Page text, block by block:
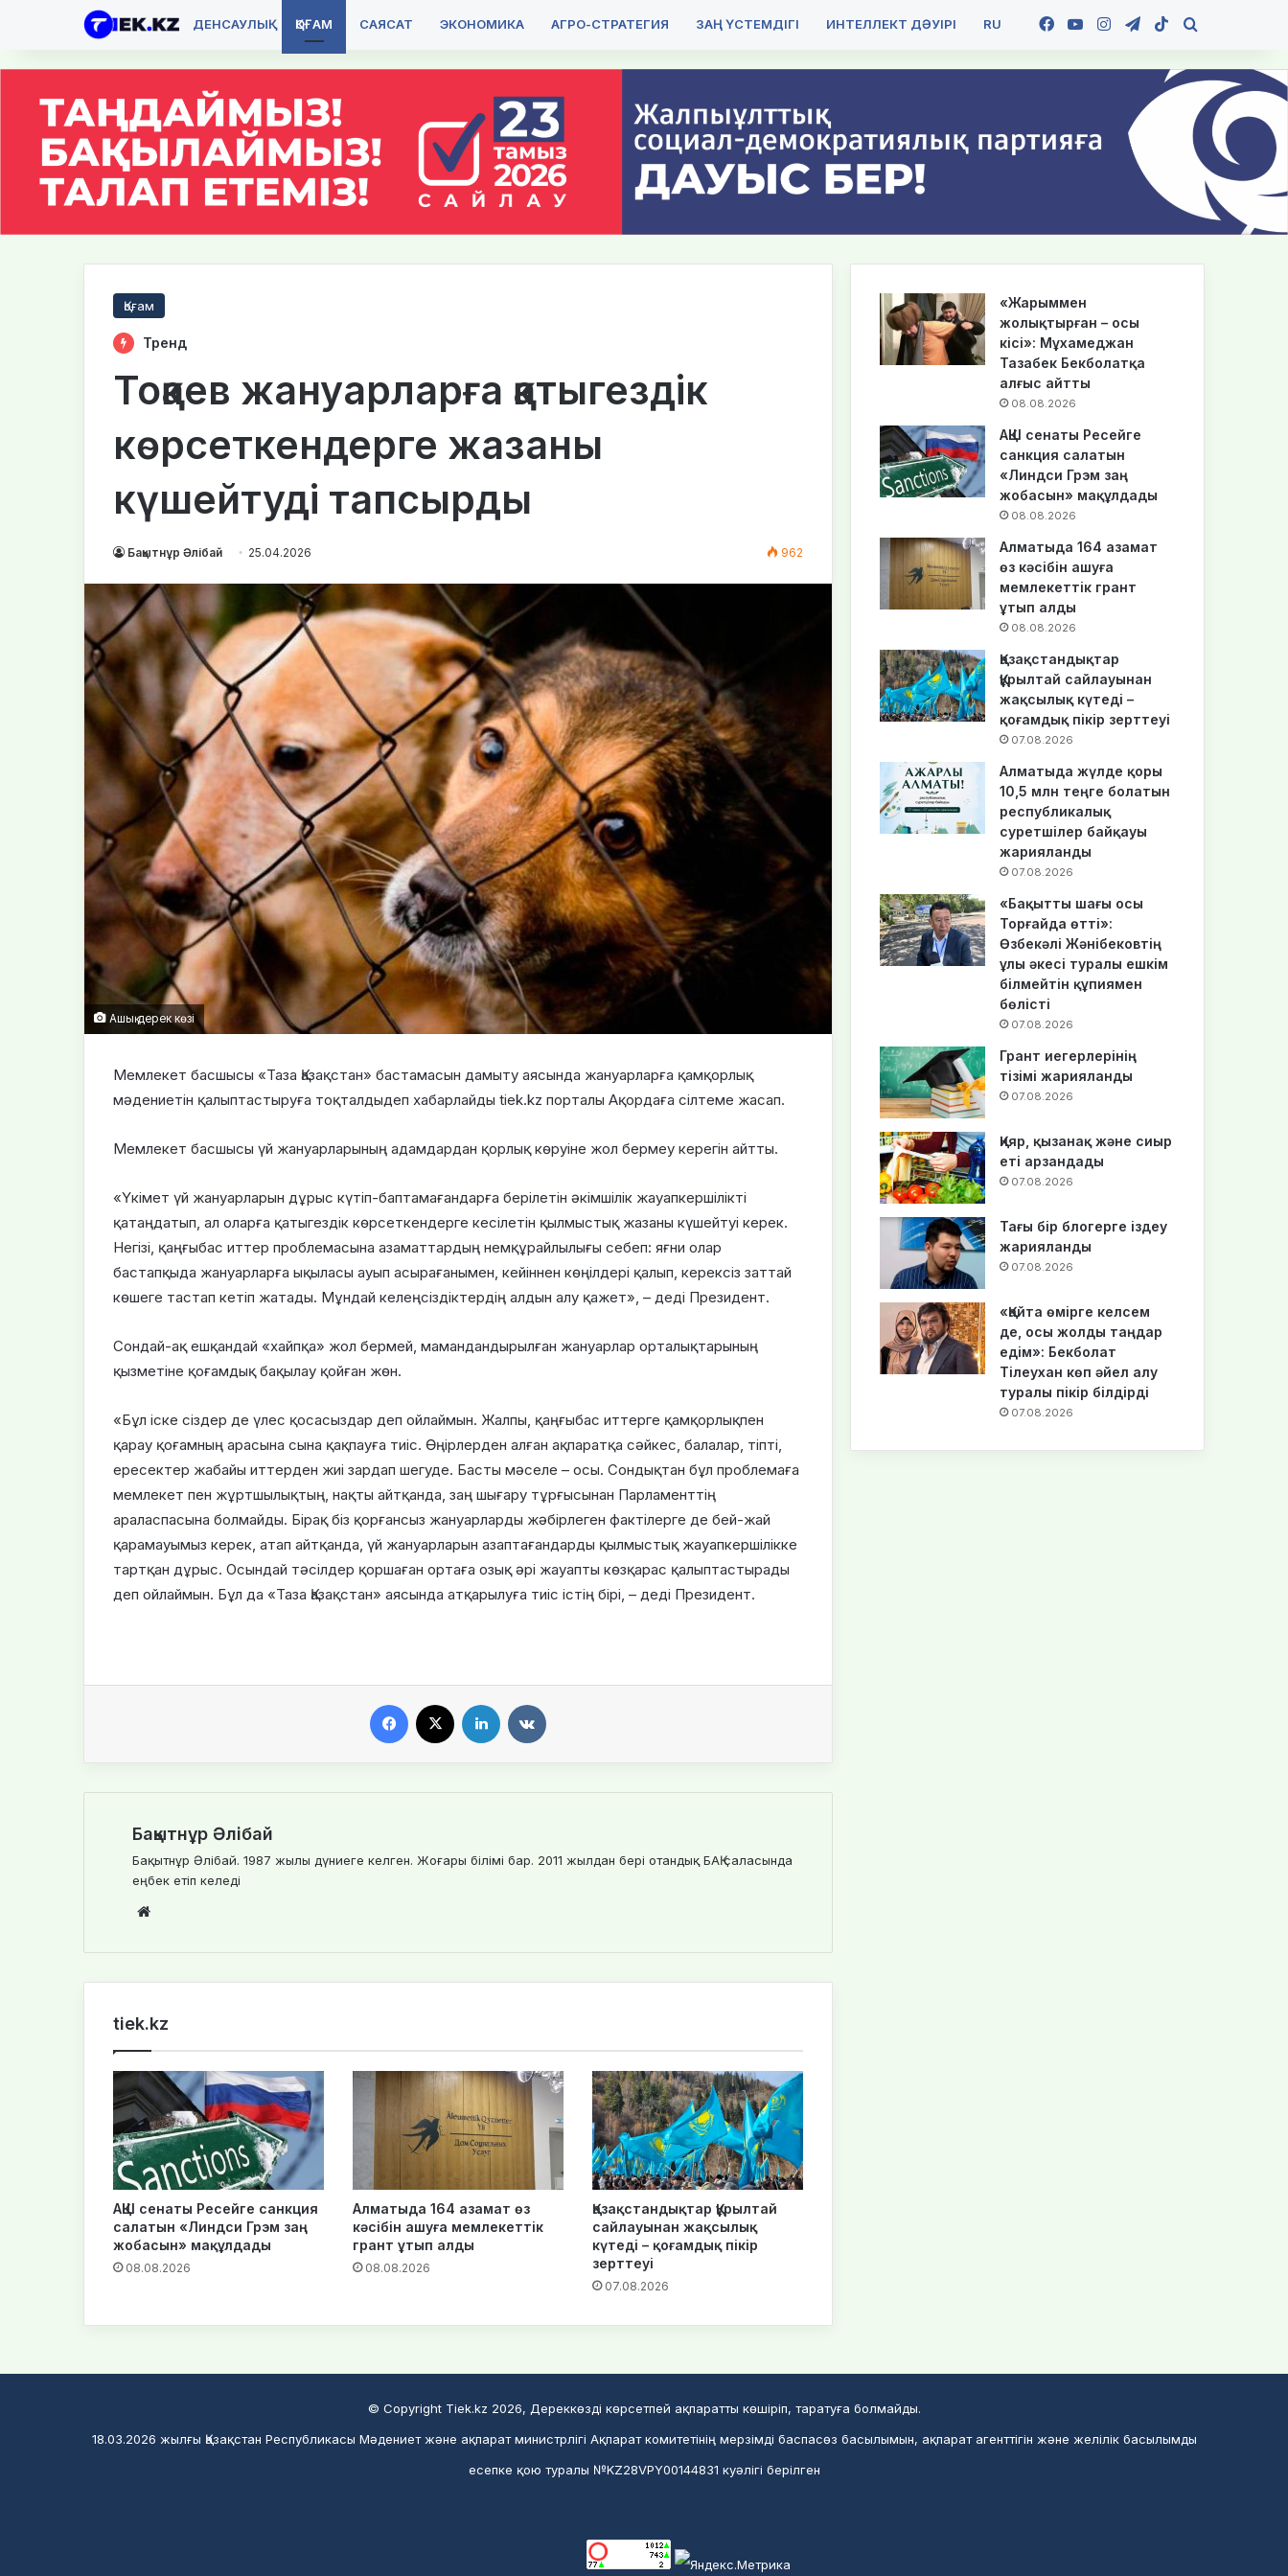
ДЕНСАУЛЫҚ ҚОҒАМ САЯСАТ ЭКОНОМИКА АГРО-СТРАТЕГИЯ ЗАҢ ҮСТЕМДІГІ ИНТЕЛЛЕКТ ДӘУІРІ RU Facebook
YouTubeInstagramTelegram
TikTok
Қоғам
Тренд
Тоқаев жануарларға қатыгездік
көрсеткендерге жазаны
күшейтуді тапсырды
Бақытнұр Әлібай 25.04.2026 962
Ашық дерек көзі
Мемлекет басшысы «Таза Қазақстан» бастамасын дамыту аясында жануарларға қамқорлық
мәдениетін қалыптастыруға тоқталдыдеп хабарлайды tiek.kz порталы Ақордаға сілтеме жасап.
Мемлекет басшысы үй жануарларының адамдардан қорлық көруіне жол бермеу керегін айтты.
«Үкімет үй жануарларын дұрыс күтіп-баптамағандарға берілетін әкімшілік жауапкершілікті
қатаңдатып, ал оларға қатыгездік көрсеткендерге кесілетін қылмыстық жазаны күшейтуі керек.
Негізі, қаңғыбас иттер проблемасына азаматтардың немқұрайлылығы себеп: яғни олар
бастапқыда жануарларға ықыласы ауып асырағанымен, кейіннен көңілдері қалып, керексіз заттай
көшеге тастап кетіп жатады. Мұндай келеңсіздіктердің алдын алу қажет», – деді Президент.
Сондай-ақ ешқандай «хайпқа» жол бермей, мамандандырылған жануарлар орталықтарының
қызметіне қоғамдық бақылау қойған жөн.
«Бұл іске сіздер де үлес қосасыздар деп ойлаймын. Жалпы, қаңғыбас иттерге қамқорлықпен
қарау қоғамның арасына сына қақпауға тиіс. Өңірлерден алған ақпаратқа сәйкес, балалар, тіпті,
ересектер жабайы иттерден жиі зардап шегуде. Басты мәселе – осы. Сондықтан бұл проблемаға
мемлекет пен жұртшылықтың, нақты айтқанда, заң шығару тұрғысынан Парламенттің
араласпасына болмайды. Бірақ біз қорғансыз жануарларды жәбірлеген фактілерге де бей-жай
қарамауымыз керек, атап айтқанда, үй жануарларын азаптағандарды қылмыстық жауапкершілікке
тартқан дұрыс. Осындай тәсілдер қоршаған ортаға озық әрі жауапты көзқарас қалыптастырады
деп ойлаймын. Бұл да «Таза Қазақстан» аясында атқарылуға тиіс істің бірі, – деді Президент.
Бақытнұр Әлібай
Бақытнұр Әлібай. 1987 жылы дүниеге келген. Жоғары білімі бар. 2011 жылдан бері отандық БАҚ саласында
еңбек етіп келеді
te
tiek.kz
АҚШ сенаты Ресейге санкция
салатын «Линдси Грэм заң
жобасын» мақұлдады
08.08.2026
Алматыда 164 азамат өз
кәсібін ашуға мемлекеттік
грант ұтып алды
08.08.2026
Қазақстандықтар Құрылтай
сайлауынан жақсылық
күтеді – қоғамдық пікір
зерттеуі
07.08.2026
«Жарыммен
жолықтырған – осы
кісі»: Мұхамеджан
Тазабек Бекболатқа
алғыс айтты
08.08.2026
АҚШ сенаты Ресейге
санкция салатын
«Линдси Грэм заң
жобасын» мақұлдады
08.08.2026
Алматыда 164 азамат
өз кәсібін ашуға
мемлекеттік грант
ұтып алды
08.08.2026
Қазақстандықтар
Құрылтай сайлауынан
жақсылық күтеді –
қоғамдық пікір зерттеуі
07.08.2026
Алматыда жүлде қоры
10,5 млн теңге болатын
республикалық
суретшілер байқауы
жарияланды
07.08.2026
«Бақытты шағы осы
Торғайда өтті»:
Өзбекәлі Жәнібековтің
ұлы әкесі туралы ешкім
білмейтін құпиямен
бөлісті
07.08.2026
Грант иегерлерінің
тізімі жарияланды
07.08.2026
Қияр, қызанақ және сиыр
еті арзандады
07.08.2026
Тағы бір блогерге іздеу
жарияланды
07.08.2026
«Қайта өмірге келсем
де, осы жолды таңдар
едім»: Бекболат
Тілеухан көп әйел алу
туралы пікір білдірді
07.08.2026
© Copyright Tiek.kz 2026, Дереккөзді көрсетпей ақпаратты көшіріп, таратуға болмайды.
18.03.2026 жылғы Қазақстан Республикасы Мәдениет және ақпарат министрлігі Ақпарат комитетінің мерзімді баспасөз басылымын, ақпарат агенттігін және желілік басылымды
есепке қою туралы №KZ28VPY00144831 куәлігі берілген